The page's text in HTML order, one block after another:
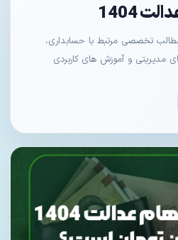
1404
تخصصی مرتبط با حسابداری،
مدیریتی و آموزش های کاربردی